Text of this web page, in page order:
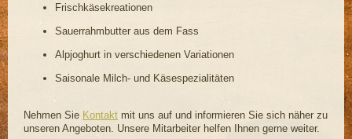
Frischkäsekreationen
Sauerrahmbutter aus dem Fass
Alpjoghurt in verschiedenen Variationen
Saisonale Milch- und Käsespezialitäten
Nehmen Sie Kontakt mit uns auf und informieren Sie sich näher zu
unseren Angeboten. Unsere Mitarbeiter helfen Ihnen gerne weiter.